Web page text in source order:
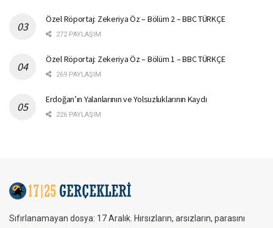
Özel Röportaj: Zekeriya Öz – Bölüm 2 – BBC TÜRKÇE
272 PAYLAŞIM
Özel Röportaj: Zekeriya Öz – Bölüm 1 – BBC TÜRKÇE
269 PAYLAŞIM
Erdoğan’ın Yalanlarının ve Yolsuzluklarının Kaydı
226 PAYLAŞIM
Sıfırlanamayan dosya: 17 Aralık. Hırsızların, arsızların, parasını